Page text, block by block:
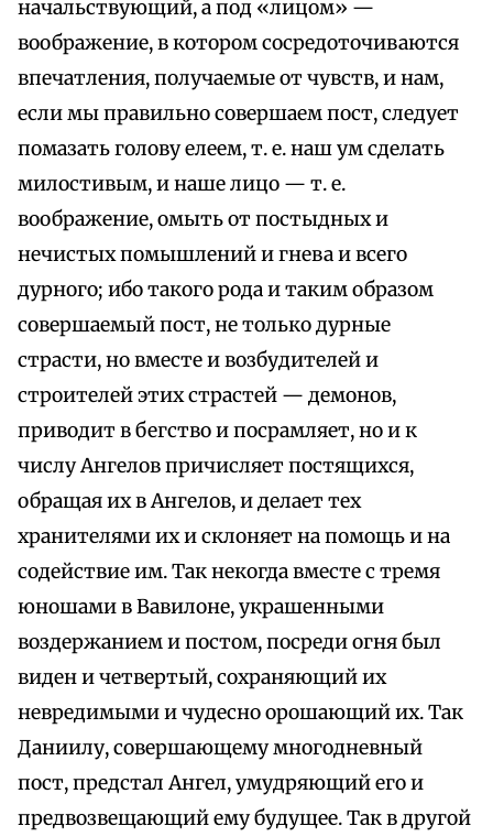
начальствующий, а под «лицом» —
воображение, в котором сосредоточиваются
впечатления, получаемые от чувств, и нам,
если мы правильно совершаем пост, следует
помазать голову елеем, т. е. наш ум сделать
милостивым, и наше лицо — т. е.
воображение, омыть от постыдных и
нечистых помышлений и гнева и всего
дурного; ибо такого рода и таким образом
совершаемый пост, не только дурные
страсти, но вместе и возбудителей и
строителей этих страстей — демонов,
приводит в бегство и посрамляет, но и к
числу Ангелов причисляет постящихся,
обращая их в Ангелов, и делает тех
хранителями их и склоняет на помощь и на
содействие им. Так некогда вместе с тремя
юношами в Вавилоне, украшенными
воздержанием и постом, посреди огня был
виден и четвертый, сохраняющий их
невредимыми и чудесно орошающий их. Так
Даниилу, совершающему многодневный
пост, предстал Ангел, умудряющий его и
предвозвещающий ему будущее. Так в другой